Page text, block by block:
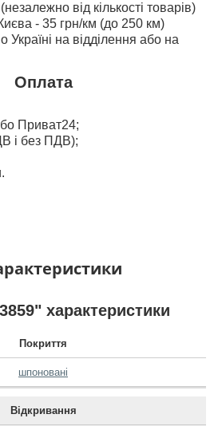
від кількості товарів)
- 35 грн/км (до 250 км)
на відділення або на
Оплата
Приват24;
і без ПДВ);
характеристики
Покриття
шпоновані
Відкривання